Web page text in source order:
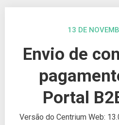
13 DE
Envio de
Portal
Versão do Centrium Web: